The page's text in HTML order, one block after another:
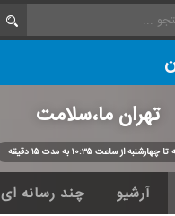
تهران ما،سلامت
چهارشنبه از ساعت ۱۰:۳۵ به مدت ۱۵ دقیقه
آرشیو چند رسانه ای